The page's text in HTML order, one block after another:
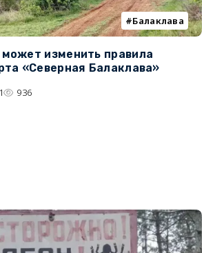
Балаклава
изменить правила
«Северная Балаклава»
936